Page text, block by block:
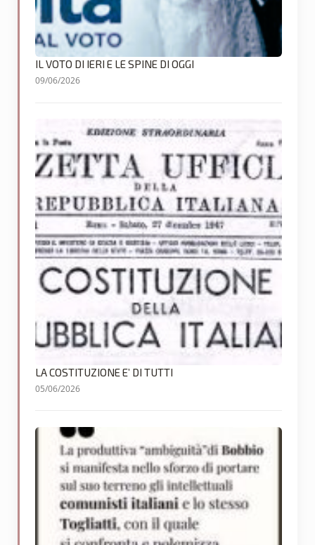
IL VOTO DI IERI E LE SPINE DI OGGI
09/06/2026
LA COSTITUZIONE E’ DI TUTTI
05/06/2026